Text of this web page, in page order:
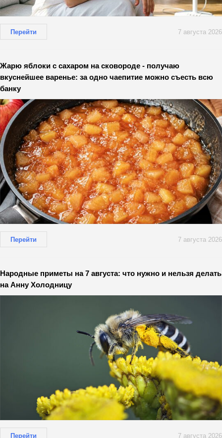
Перейти 7 августа 2026
Жарю яблоки с сахаром на сковороде - получаю
вкуснейшее варенье: за одно чаепитие можно съесть всю
банку
Перейти 7 августа 2026
Народные приметы на 7 августа: что нужно и нельзя делать
на Анну Холодницу
Перейти 7 августа 2026